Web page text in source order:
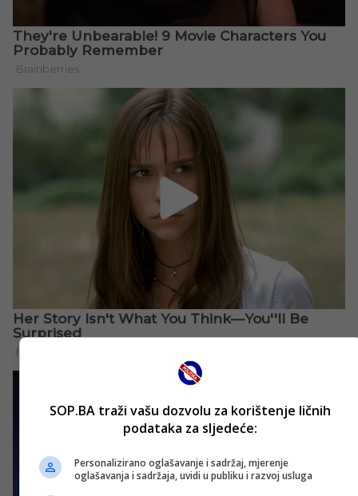
SOP.BA traži vašu dozvolu za korištenje ličnih
podataka za sljedeće:
Personalizirano oglašavanje i sadržaj, mjerenje
oglašavanja i sadržaja, uvidi u publiku i razvoj usluga